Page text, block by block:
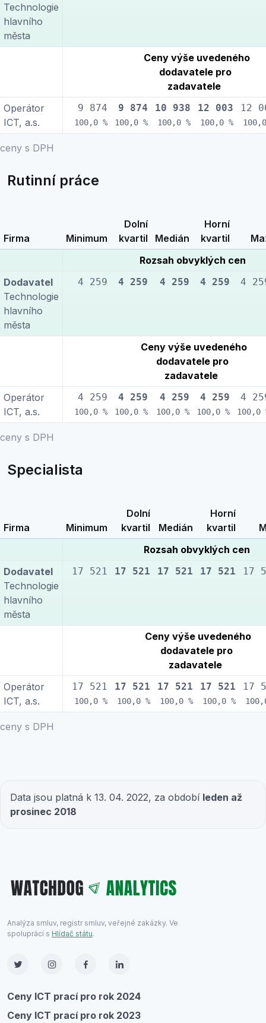
ceny s DPH
Technologie
hlavního
města
Ceny výše uvedeného
dodavatele pro
zadavatele
Operátor
ICT, a.s.
9 874
100,0 %
9 874
100,0 %
10 938
100,0 %
12 003
100,0 %
12
Rutinní práce
ceny s DPH
Firma Minimum
Dolní
kvartil
Medián
Horní
kvartil
Rozsah obvyklých cen
Dodavatel
Technologie
hlavního
města
4 259 4 259 4 259 4 259 4
Ceny výše uvedeného
dodavatele pro
zadavatele
Operátor
ICT, a.s.
4 259
100,0 %
4 259
100,0 %
4 259
100,0 %
4 259
100,0 %
4
100,0
Specialista
ceny s DPH
Firma Minimum
Dolní
kvartil
Medián
Horní
kvartil
Rozsah obvyklých cen
Dodavatel
Technologie
hlavního
města
17 521 17 521 17 521 17 521 17
Ceny výše uvedeného
dodavatele pro
zadavatele
Operátor
ICT, a.s.
17 521
100,0 %
17 521
100,0 %
17 521
100,0 %
17 521
100,0 %
17
Data jsou platná k 13. 04. 2022, za období leden až
prosinec 2018
Analýza smluv, registr smluv, veřejné zakázky. Ve
spoluprácí s Hlídač státu.
Ceny ICT prací pro rok 2024
Ceny ICT prací pro rok 2023